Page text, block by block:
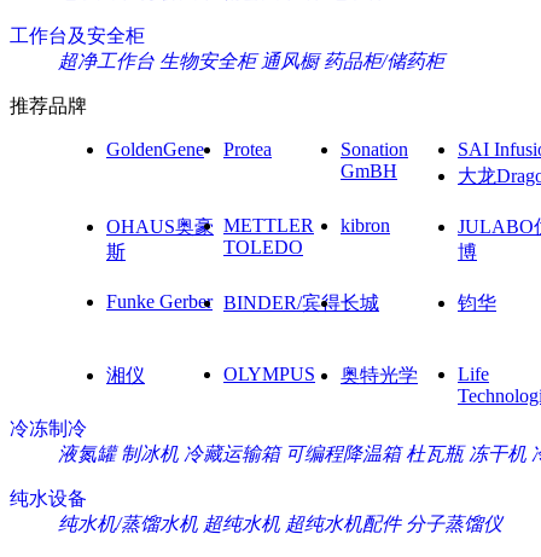
工作台及安全柜
超净工作台 生物安全柜 通风橱 药品柜/储药柜
推荐品牌
GoldenGene Protea
Sonation
GmBH
SAI
大龙
OHAUS奥豪
斯
METTLER
TOLEDO
kibron
JULABO
博
Funke Gerber BINDER/宾得长城 钧华
湘仪 OLYMPUS 奥特光学
Life
冷冻制冷
液氮罐 制冰机 冷藏运输箱 可编程降温箱 杜瓦瓶 冻干机
纯水设备
纯水机/蒸馏水机 超纯水机 超纯水机配件 分子蒸馏仪